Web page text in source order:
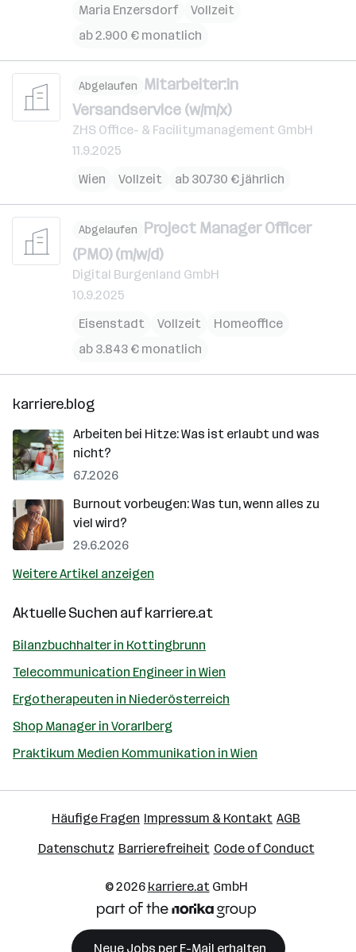
Maria Enzersdorf
Vollzeit
ab 2.900 € monatlich
Abgelaufen Mitarbeiter:in
Versandservice (w/m/x)
ZHS Office- & Facilitymanagement GmbH
11.9.2025
Wien
Vollzeit ab 30.730 € jährlich
Abgelaufen Project Manager Officer
(PMO) (m/w/d)
Digital Burgenland GmbH
10.9.2025
Eisenstadt
Vollzeit
Homeoffice
ab 3.843 € monatlich
karriere.blog
Arbeiten bei Hitze: Was ist erlaubt und was
nicht?
6.7.2026
Burnout vorbeugen: Was tun, wenn alles zu
viel wird?
29.6.2026
Weitere Artikel anzeigen
Aktuelle Suchen aufkarriere.at
Bilanzbuchhalter in Kottingbrunn
Telecommunication Engineer in Wien
Ergotherapeuten in Niederösterreich
Shop Manager in Vorarlberg
Praktikum Medien Kommunikation in Wien
Häufige Fragen Impressum & Kontakt AGB
Datenschutz Barrierefreiheit Code of Conduct
© 2026 karriere.at GmbH
Neue Jobs per E-Mail erhalten